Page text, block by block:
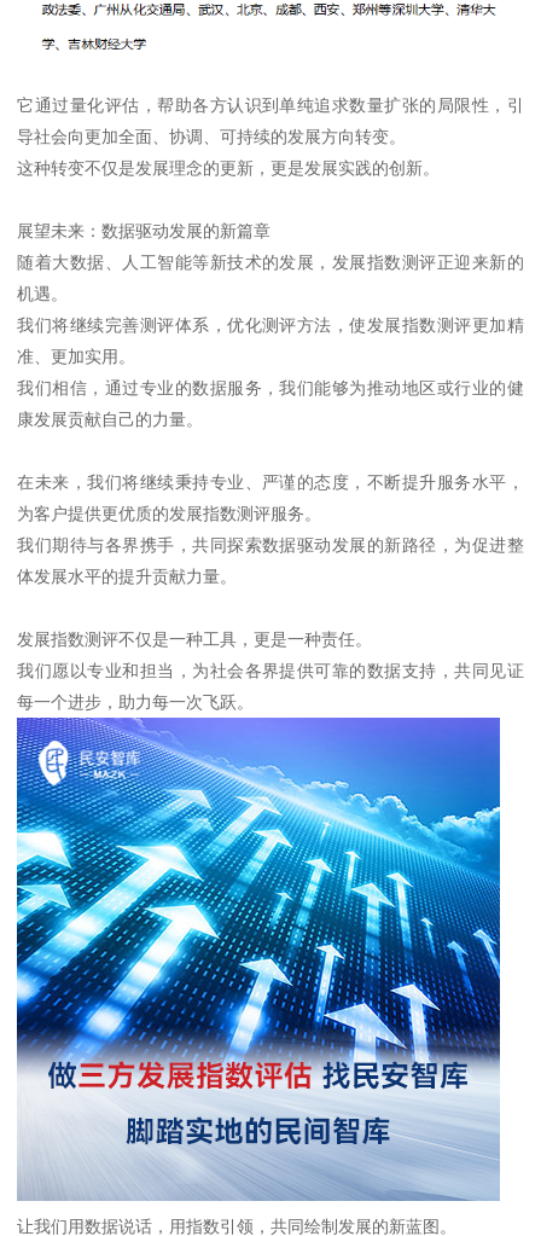
它通过量化评估，帮助各方认识到单纯追求数量扩张的局限性，引
导社会向更加全面、协调、可持续的发展方向转变。
这种转变不仅是发展理念的更新，更是发展实践的创新。
展望未来：数据驱动发展的新篇章
随着大数据、人工智能等新技术的发展，发展指数测评正迎来新的
机遇。
我们将继续完善测评体系，优化测评方法，使发展指数测评更加精
准、更加实用。
我们相信，通过专业的数据服务，我们能够为推动地区或行业的健
康发展贡献自己的力量。
在未来，我们将继续秉持专业、严谨的态度，不断提升服务水平，
为客户提供更优质的发展指数测评服务。
我们期待与各界携手，共同探索数据驱动发展的新路径，为促进整
体发展水平的提升贡献力量。
发展指数测评不仅是一种工具，更是一种责任。
我们愿以专业和担当，为社会各界提供可靠的数据支持，共同见证
每一个进步，助力每一次飞跃。
让我们用数据说话，用指数引领，共同绘制发展的新蓝图。